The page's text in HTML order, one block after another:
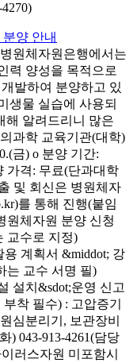
양 안내
원체자원은행에서는
력 양성을 목적으로
발하여 분양하고 있
생물 실습에 사용되
해 알려드리니 많은
과학 교육기관(대학)
금) o 분양 기간:
가격: 무료(단과대학
및 회신은 병원체자
를 통해 진행(붙임
원체자원 분양 신청
교수로 지정)
계획서 &middot; 강
는 교수 서명 필)
설치&sdot;운영 신고
착 필수) : 고압증기
심분리기, 보관장비
) 043-913-4261(담당
러스자원 미포함시